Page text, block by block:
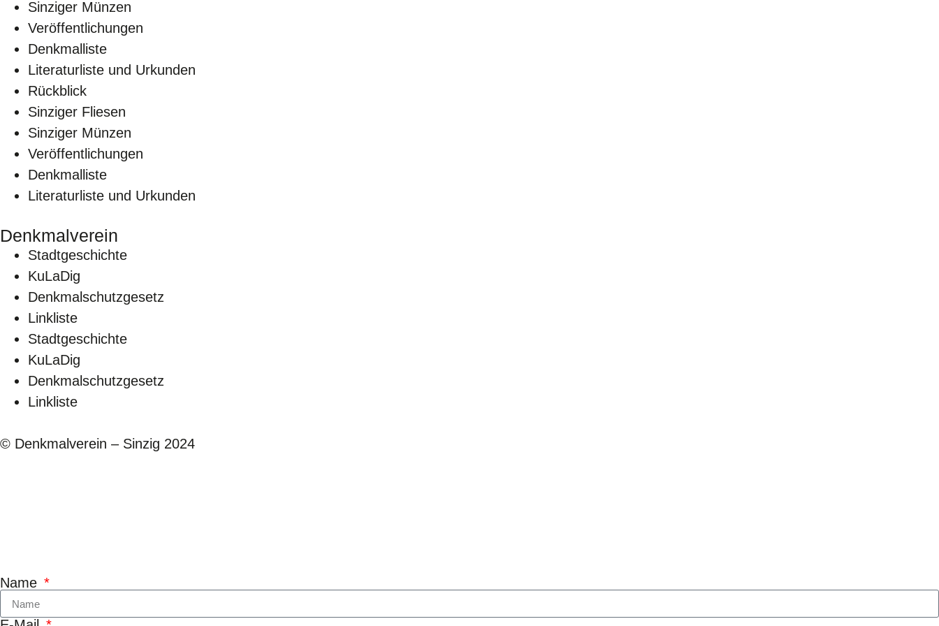
Sinziger Münzen
Veröffentlichungen
Denkmalliste
Literaturliste und Urkunden
Rückblick
Sinziger Fliesen
Sinziger Münzen
Veröffentlichungen
Denkmalliste
Literaturliste und Urkunden
Denkmalverein
Stadtgeschichte
KuLaDig
Denkmalschutzgesetz
Linkliste
Stadtgeschichte
KuLaDig
Denkmalschutzgesetz
Linkliste
© Denkmalverein – Sinzig 2024
Name